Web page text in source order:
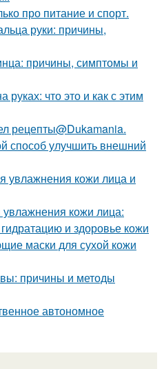
про питание и спорт.
руки: причины,
причины, симптомы и
руках: что это и как с этим
рецепты@Dukamania.
способ улучшить внешний
увлажнения кожи лица и
кожи лица:
и здоровье кожи
маски для сухой кожи
причины и методы
автономное